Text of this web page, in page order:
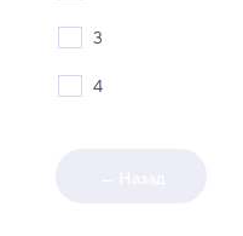
3
4